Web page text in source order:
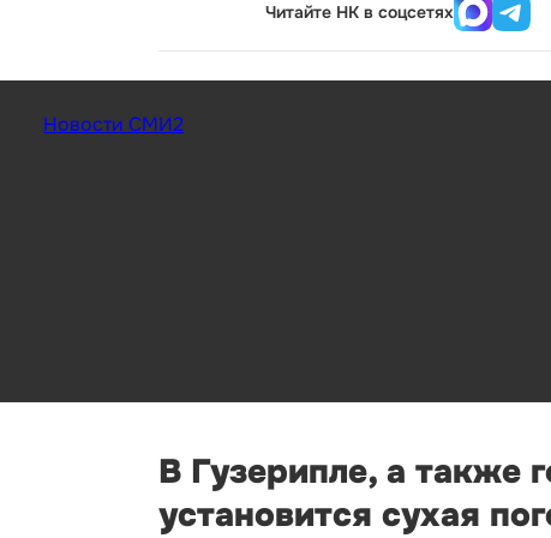
Читайте НК в соцсетях
Новости СМИ2
В Гузерипле, а также
установится сухая